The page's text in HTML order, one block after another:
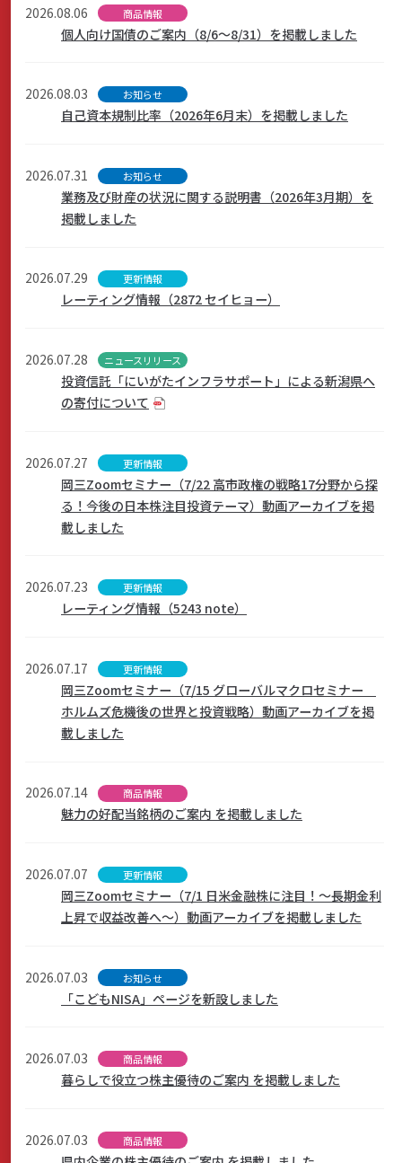
サポート・お手続き
会社案内
お電話でのお問い合わせ
受付時間：9:00～17:00（土・日・祝日を除く）
2026.08.06 商品情報
個人向け国債のご案内（8/6～8/31）を掲載しました
2026.08.03 お知らせ
自己資本規制比率（2026年6月末）を掲載しました
2026.07.31 お知らせ
業務及び財産の状況に関する説明書（2026年3月期）を
掲載しました
2026.07.29 更新情報
レーティング情報（2872 セイヒョー）
2026.07.28 ニュースリリース
投資信託「にいがたインフラサポート」による新潟県へ
の寄付について
2026.07.27 更新情報
岡三Zoomセミナー（7/22 高市政権の戦略17分野から探
る！今後の日本株注目投資テーマ）動画アーカイブを掲
載しました
2026.07.23 更新情報
レーティング情報（5243 note）
2026.07.17 更新情報
岡三Zoomセミナー（7/15 グローバルマクロセミナー
ホルムズ危機後の世界と投資戦略）動画アーカイブを掲
載しました
2026.07.14 商品情報
魅力の好配当銘柄のご案内 を掲載しました
2026.07.07 更新情報
岡三Zoomセミナー（7/1 日米金融株に注目！～長期金利
上昇で収益改善へ～）動画アーカイブを掲載しました
2026.07.03 お知らせ
「こどもNISA」ページを新設しました
2026.07.03 商品情報
暮らしで役立つ株主優待のご案内 を掲載しました
2026.07.03 商品情報